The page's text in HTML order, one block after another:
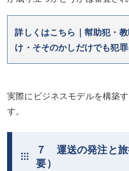
詳しくはこちら｜幇助犯・
け・そそのかしだけでも犯
実際にビジネスモデルを構築
す。
７ 運送の発注と
要）